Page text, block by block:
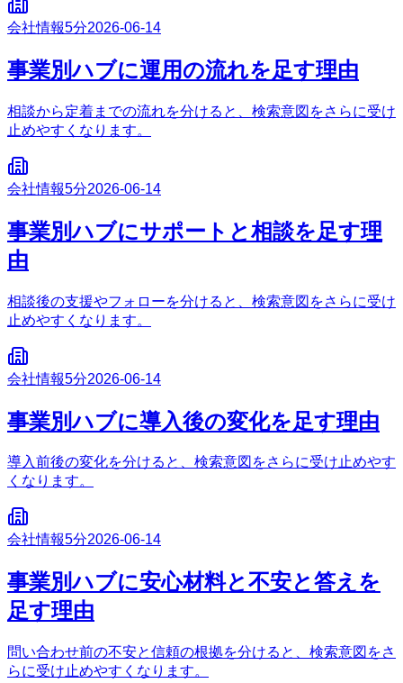
会社情報5分2026-06-14
事業別ハブに運用の流れを足す理由
相談から定着までの流れを分けると、検索意図をさらに受け
止めやすくなります。
会社情報5分2026-06-14
事業別ハブにサポートと相談を足す理
由
相談後の支援やフォローを分けると、検索意図をさらに受け
止めやすくなります。
会社情報5分2026-06-14
事業別ハブに導入後の変化を足す理由
導入前後の変化を分けると、検索意図をさらに受け止めやす
くなります。
会社情報5分2026-06-14
事業別ハブに安心材料と不安と答えを
足す理由
問い合わせ前の不安と信頼の根拠を分けると、検索意図をさ
らに受け止めやすくなります。